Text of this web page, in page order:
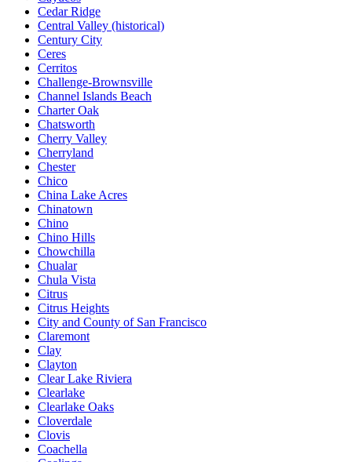
Cedar Ridge
Central Valley (historical)
Century City
Ceres
Cerritos
Challenge-Brownsville
Channel Islands Beach
Charter Oak
Chatsworth
Cherry Valley
Cherryland
Chester
Chico
China Lake Acres
Chinatown
Chino
Chino Hills
Chowchilla
Chualar
Chula Vista
Citrus
Citrus Heights
City and County of San Francisco
Claremont
Clay
Clayton
Clear Lake Riviera
Clearlake
Clearlake Oaks
Cloverdale
Clovis
Coachella